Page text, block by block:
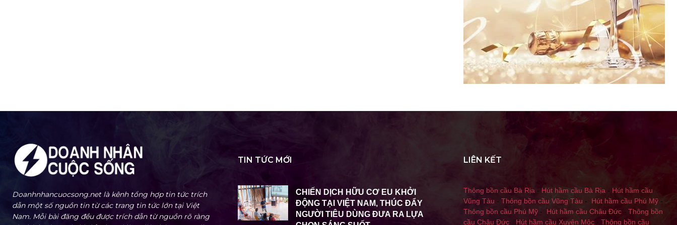
Doanhnhancuocsong.net là kênh tổng hợp tin tức trích
dẫn một số nguồn tin từ các trang tin tức lớn tại Việt
Nam. Mỗi bài đăng đều được trích dẫn từ nguồn rõ ràng
TIN TỨC MỚI
CHIẾN DỊCH HỮU CƠ EU KHỞI
ĐỘNG TẠI VIỆT NAM, THÚC ĐẨY
NGƯỜI TIÊU DÙNG ĐƯA RA LỰA
LIÊN KẾT
Thông bồn cầu Bà Rịa - Hút hầm cầu Bà Rịa - Hút hầm cầu
Vũng Tàu - Thông bồn cầu Vũng Tàu - Hút hầm cầu Phú Mỹ -
Thông bồn cầu Phú Mỹ - Hút hầm cầu Châu Đức - Thông bồn
cầu Châu Đức- Hút hầm cầu Xuyên Mộc - Thông bồn cầu